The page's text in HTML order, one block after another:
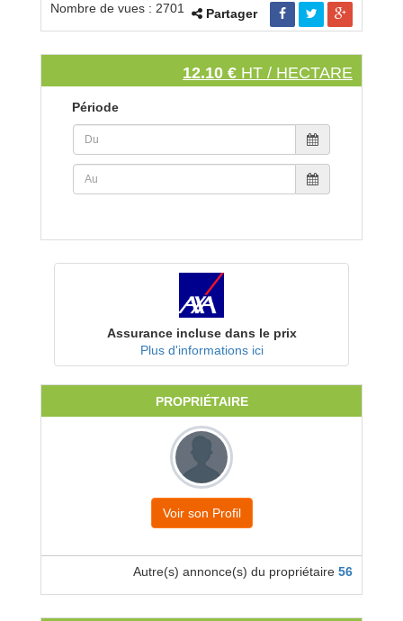
Nombre de vues : 2701 Partager
12.10 € HT / HECTARE
Période
Assurance incluse dans le prix
Plus d'informations ici
PROPRIÉTAIRE
Voir son Profil
Autre(s) annonce(s) du propriétaire 56